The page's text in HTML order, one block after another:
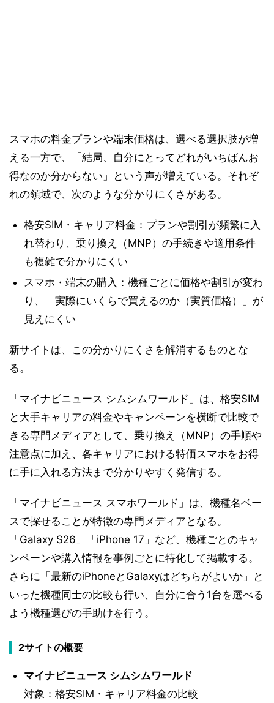
スマホの料金プランや端末価格は、選べる選択肢が増
える一方で、「結局、自分にとってどれがいちばんお
得なのか分からない」という声が増えている。それぞ
れの領域で、次のような分かりにくさがある。
格安SIM・キャリア料金：プランや割引が頻繁に入
れ替わり、乗り換え（MNP）の手続きや適用条件
も複雑で分かりにくい
スマホ・端末の購入：機種ごとに価格や割引が変わ
り、「実際にいくらで買えるのか（実質価格）」が
見えにくい
新サイトは、この分かりにくさを解消するものとな
る。
「マイナビニュース シムシムワールド」は、格安SIM
と大手キャリアの料金やキャンペーンを横断で比較で
きる専門メディアとして、乗り換え（MNP）の手順や
注意点に加え、各キャリアにおける特価スマホをお得
に手に入れる方法まで分かりやすく発信する。
「マイナビニュース スマホワールド」は、機種名ベー
スで探せることが特徴の専門メディアとなる。
「Galaxy S26」「iPhone 17」など、機種ごとのキャ
ンペーンや購入情報を事例ごとに特化して掲載する。
さらに「最新のiPhoneとGalaxyはどちらがよいか」と
いった機種同士の比較も行い、自分に合う1台を選べる
よう機種選びの手助けを行う。
2サイトの概要
マイナビニュース シムシムワールド
対象：格安SIM・キャリア料金の比較